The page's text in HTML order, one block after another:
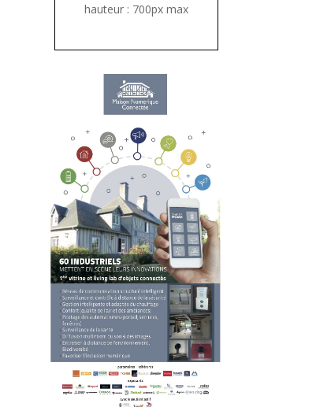
hauteur : 700px max